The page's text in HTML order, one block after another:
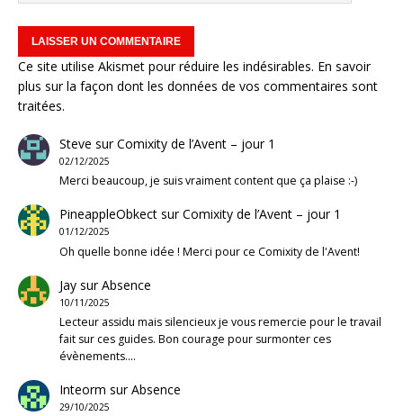
Ce site utilise Akismet pour réduire les indésirables. En savoir
plus sur la façon dont les données de vos commentaires sont
traitées.
Steve surComixity de l’Avent – jour 1
02/12/2025
Merci beaucoup, je suis vraiment content que ça plaise :-)
PineappleObkectsurComixity de l’Avent – jour 1
01/12/2025
Oh quelle bonne idée ! Merci pour ce Comixity de l'Avent!
JaysurAbsence
10/11/2025
Lecteur assidu mais silencieux je vous remercie pour le travail
fait sur ces guides. Bon courage pour surmonter ces
évènements.…
Inteorm surAbsence
29/10/2025